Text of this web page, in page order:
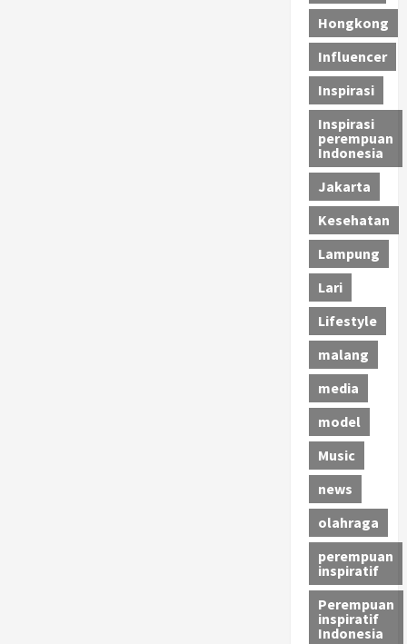
Hongkong
Influencer
Inspirasi
Inspirasi
perempuan
Indonesia
Jakarta
Kesehatan
Lampung
Lari
Lifestyle
malang
media
model
Music
news
olahraga
perempuan
inspiratif
Perempuan
inspiratif
Indonesia